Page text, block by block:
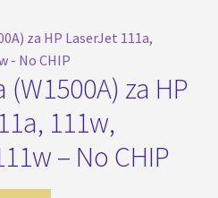
(W1500A) za HP
111w,
– No CHIP